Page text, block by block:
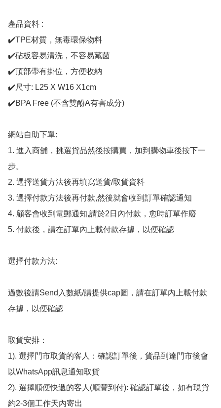
產品資料 :
✔️TPE材質，無毒環保物料
✔️砧板容易清洗，不容易藏菌
✔️頂部帶有掛位，方便收納
✔️尺寸: L25 X W16 X1cm
✔️BPA Free (不含雙酚A有害成分)
網站自助下單:
1. 進入商舖，挑選貨品然後按購買，加到購物車後按下一
步。
2. 選擇送貨方法後再填寫送貨/取貨資料
3. 選擇付款方法後再付款,然後就會收到訂單確認通知
4. 顧客會收到電郵通知,請於2日內付款，愈時訂單作廢
5. 付款後，請在訂單內上載付款存據，以便確認
選擇付款方法:
過數後請Send入數紙/請提供cap圖，請在訂單內上載付款
存據，以便確認
取貨安排：
1). 選擇門市取貨的客人：確認訂單後，貨品到達門市後會
以WhatsApp訊息通知取貨
2). 選擇順便快遞的客人(順豐到付): 確認訂單後，如有現貨
約2-3個工作天內寄出